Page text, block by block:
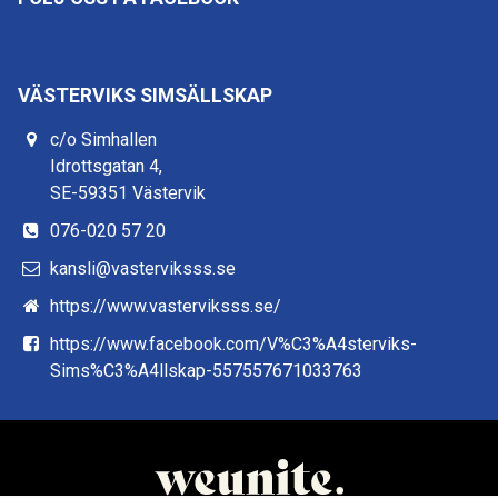
VÄSTERVIKS SIMSÄLLSKAP
c/o Simhallen
Idrottsgatan 4,
SE-59351 Västervik
076-020 57 20
kansli@vasterviksss.se
https://www.vasterviksss.se/
https://www.facebook.com/V%C3%A4sterviks-
Sims%C3%A4llskap-557557671033763